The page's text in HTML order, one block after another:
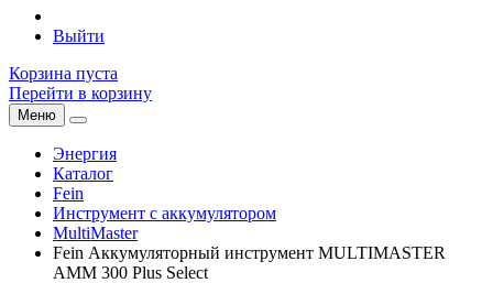
Выйти
Корзина пуста
Перейти в корзину
Меню
Энергия
Каталог
Fein
Инструмент с аккумулятором
MultiMaster
Fein Аккумуляторный инструмент MULTIMASTER
AMM 300 Plus Select